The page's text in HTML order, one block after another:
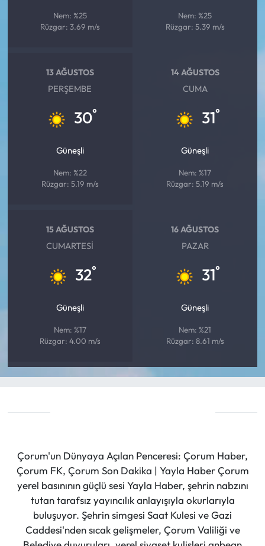
Nem: %25
Rüzgar: 3.69 m/s
Nem: %25
Rüzgar: 5.39 m/s
13 AĞUSTOS
PERŞEMBE
30°
Güneşli
Nem: %22
Rüzgar: 5.19 m/s
14 AĞUSTOS
CUMA
31°
Güneşli
Nem: %17
Rüzgar: 5.19 m/s
15 AĞUSTOS
CUMARTESI
32°
Güneşli
Nem: %17
Rüzgar: 4.00 m/s
16 AĞUSTOS
PAZAR
31°
Güneşli
Nem: %21
Rüzgar: 8.61 m/s
Çorum'un Dünyaya Açılan Penceresi: Çorum Haber,
Çorum FK, Çorum Son Dakika | Yayla Haber Çorum
yerel basınının güçlü sesi Yayla Haber, şehrin nabzını
tutan tarafsız yayıncılık anlayışıyla okurlarıyla
buluşuyor. Şehrin simgesi Saat Kulesi ve Gazi
Caddesi'nden sıcak gelişmeler, Çorum Valiliği ve
Spor
Turizm
Uğurludağ Haberleri
Yayla Haber
Yerel Haberler